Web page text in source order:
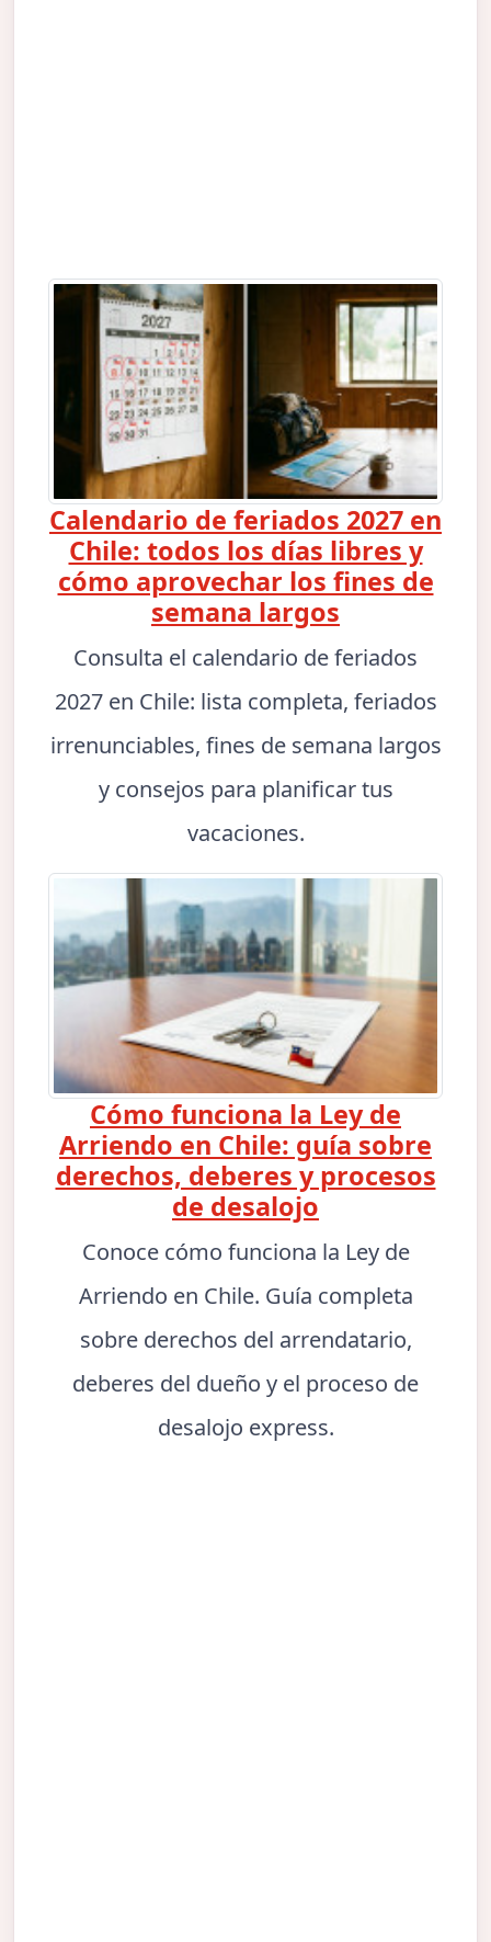
Calendario de feriados 2027 en
Chile: todos los días libres y
cómo aprovechar los fines de
semana largos
Consulta el calendario de feriados
2027 en Chile: lista completa, feriados
irrenunciables, fines de semana largos
y consejos para planificar tus
vacaciones.
Cómo funciona la Ley de
Arriendo en Chile: guía sobre
derechos, deberes y procesos
de desalojo
Conoce cómo funciona la Ley de
Arriendo en Chile. Guía completa
sobre derechos del arrendatario,
deberes del dueño y el proceso de
desalojo express.